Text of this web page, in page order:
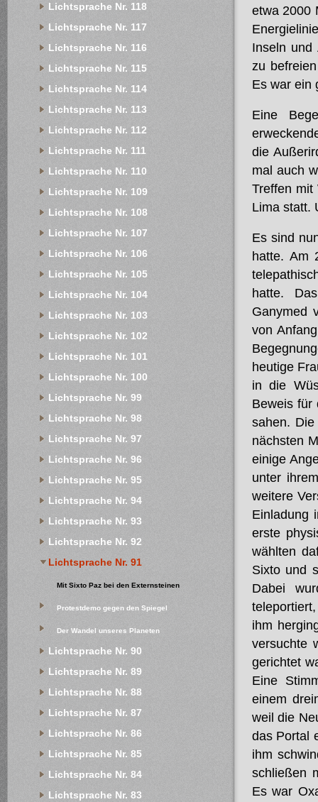
etwa 2000
Inseln und
zu
Es war ein
Eine
die
mal auch
Treffen
Lima statt.
Es sind
hatte. Am
hatte.
Ganymed
von
heutige
in die
Beweis für
sahen.
nächsten
einige
unter
weitere
Einladung
erste
wählten
Sixto und
Dabei
ihm
versuchte
gerichtet
Eine
einem
weil die
das Portal
ihm
schließen
Es war
Lichtsprache Nr. 118
Lichtsprache Nr. 117
Lichtsprache Nr. 116
Lichtsprache Nr. 115
Lichtsprache Nr. 114
Lichtsprache Nr. 113
Lichtsprache Nr. 112
Lichtsprache Nr. 111
Lichtsprache Nr. 110
Lichtsprache Nr. 109
Lichtsprache Nr. 108
Lichtsprache Nr. 107
Lichtsprache Nr. 106
Lichtsprache Nr. 105
Lichtsprache Nr. 104
Lichtsprache Nr. 103
Lichtsprache Nr. 102
Lichtsprache Nr. 101
Lichtsprache Nr. 100
Lichtsprache Nr. 99
Lichtsprache Nr. 98
Lichtsprache Nr. 97
Lichtsprache Nr. 96
Lichtsprache Nr. 95
Lichtsprache Nr. 94
Lichtsprache Nr. 93
Lichtsprache Nr. 92
Lichtsprache Nr. 91
Mit Sixto Paz bei den Externsteinen
Protestdemo gegen den Spiegel
Der Wandel unseres Planeten
Lichtsprache Nr. 90
Lichtsprache Nr. 89
Lichtsprache Nr. 88
Lichtsprache Nr. 87
Lichtsprache Nr. 86
Lichtsprache Nr. 85
Lichtsprache Nr. 84
Lichtsprache Nr. 83